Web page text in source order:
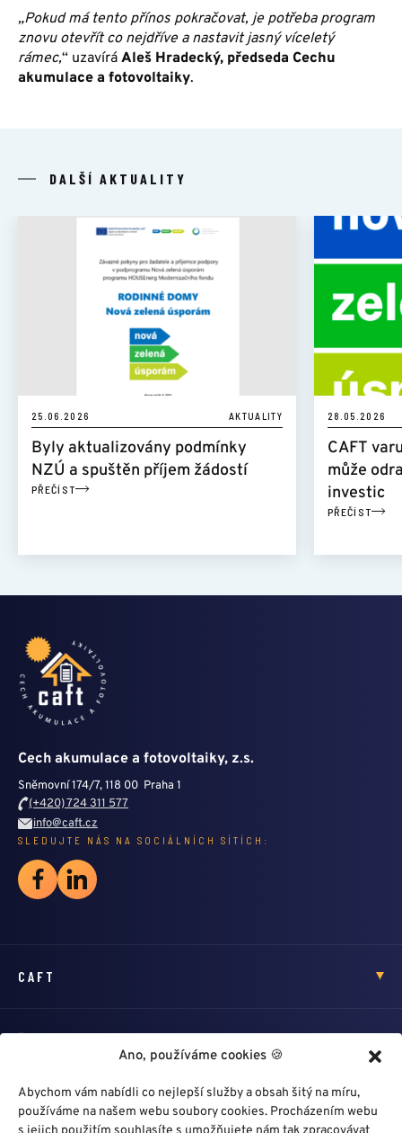
Ano, používáme cookies 🍪
Abychom vám nabídli co nejlepší služby a obsah šitý na míru,
používáme na našem webu soubory cookies. Procházením webu
„Pokud má tento přínos pokračovat, je potřeba program
znovu otevřít co nejdříve a nastavit jasný víceletý
rámec,“ uzavírá Aleš Hradecký, předseda Cechu
akumulace a fotovoltaiky.
DALŠÍ AKTUALITY
25.06.2026 AKTUALITY
Byly aktualizovány podmínky
NZÚ a spuštěn příjem žádostí
PŘEČÍST
28.05.2026
CAFT
může
investic
PŘEČÍST
Cech akumulace a fotovoltaiky, z.s.
Sněmovní 174/7, 118 00 Praha 1
(+420) 724 311 577
info@caft.cz
SLEDUJTE NÁS NA SOCIÁLNÍCH SÍTÍCH:
CAFT
HLEDÁM PROFÍKA